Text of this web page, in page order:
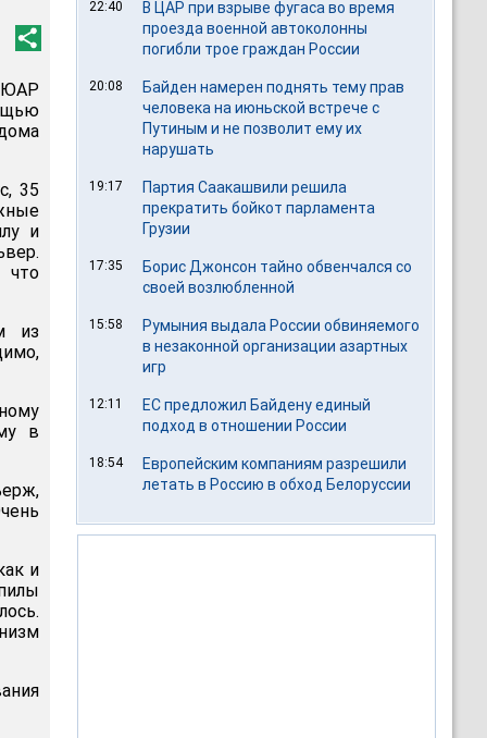
ЮАР
35
и
что
из
в
и
22:40
В ЦАР при взрыве фугаса во время
проезда военной автоколонны
погибли трое граждан России
20:08
Байден намерен поднять тему прав
человека на июньской встрече с
Путиным и не позволит ему их
нарушать
19:17
Партия Саакашвили решила
прекратить бойкот парламента
Грузии
17:35
Борис Джонсон тайно обвенчался со
своей возлюбленной
15:58
Румыния выдала России обвиняемого
в незаконной организации азартных
игр
12:11
ЕС предложил Байдену единый
подход в отношении России
18:54
Европейским компаниям разрешили
летать в Россию в обход Белоруссии